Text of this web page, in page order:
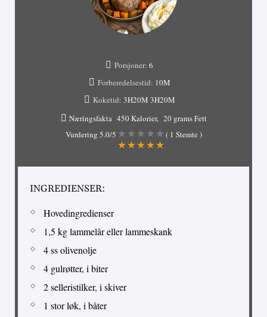
Porsjoner: 6
Forberedelsestid: 10M
Koketid: 3H20M 3H20M
Næringsfakta 450 Kalorier
20 grams Fett
Vurdering 5.0/5 ( 1 Stemte )
INGREDIENSER:
Hovedingredienser
1,5 kg lammelår eller lammeskank
4 ss olivenolje
4 gulrøtter, i biter
2 selleristilker, i skiver
1 stor løk, i båter